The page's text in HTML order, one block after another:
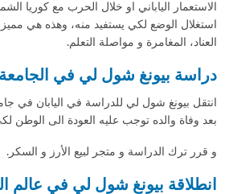
الاستعمار الياباني او خلال الحرب مع كوريا
استغلال الوضع لكي يستفيد منه، وهذه هي
العناد، المغامرة و مواصلة التعلم.
دراسة بيونغ شول لي في الجامعة
انتقل بيونغ شول لي للدراسة في اليابان في
بعد وفاة والده توجب عليه العودة الى الوطن
و قرر ترك الدراسة و متجر لبيع الأرز و السكر.
انطلاقة بيونغ شول لي في عالم